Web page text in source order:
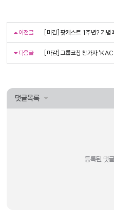
이전글 [마감] 팟캐스트 1주년? 기
다음글 [마감] 그룹코칭 참가자
댓글목록
등록된 댓